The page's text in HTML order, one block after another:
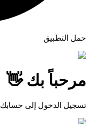
حمل التطبيق
مرحباً بك 👋
تسجيل الدخول إلى حسابك